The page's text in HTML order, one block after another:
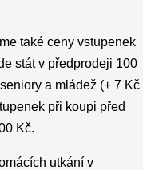
také ceny vstupenek
stát v předprodeji 100
a mládež (+ 7 Kč
při koupi před
Kč.
utkání v